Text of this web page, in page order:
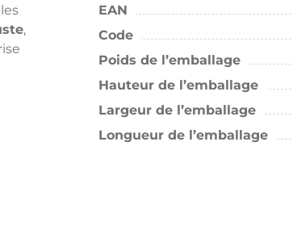
,
EAN
Code
Poids de l’emballage
Hauteur de l’emballage
Largeur de l’emballage
Longueur de l’emballage